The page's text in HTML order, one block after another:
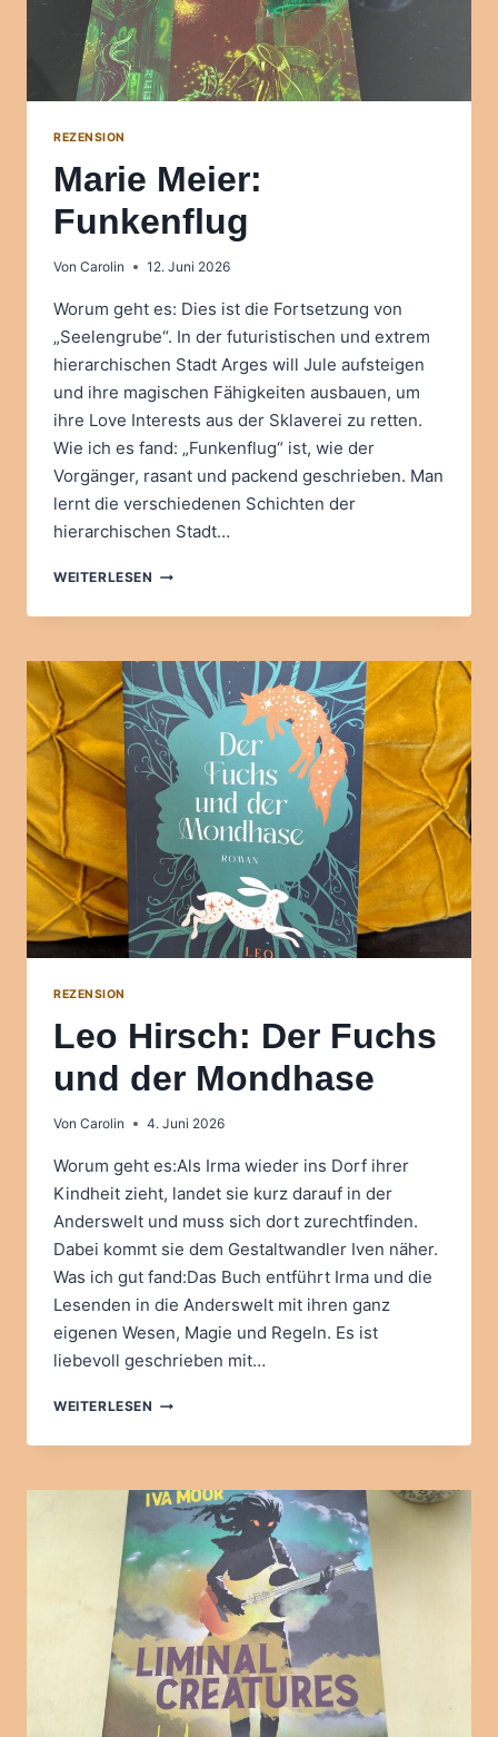
REZENSION
Marie Meier:
Funkenflug
Von Carolin 12. Juni 2026
Worum geht es: Dies ist die Fortsetzung von
„Seelengrube“. In der futuristischen und extrem
hierarchischen Stadt Arges will Jule aufsteigen
und ihre magischen Fähigkeiten ausbauen, um
ihre Love Interests aus der Sklaverei zu retten.
Wie ich es fand: „Funkenflug“ ist, wie der
Vorgänger, rasant und packend geschrieben. Man
lernt die verschiedenen Schichten der
hierarchischen Stadt…
WEITERLESEN MARIE
FUNKENFLUG
REZENSION
Leo Hirsch: Der Fuchs
und der Mondhase
Von Carolin 4. Juni 2026
Worum geht es:Als Irma wieder ins Dorf ihrer
Kindheit zieht, landet sie kurz darauf in der
Anderswelt und muss sich dort zurechtfinden.
Dabei kommt sie dem Gestaltwandler Iven näher.
Was ich gut fand:Das Buch entführt Irma und die
Lesenden in die Anderswelt mit ihren ganz
eigenen Wesen, Magie und Regeln. Es ist
liebevoll geschrieben mit…
WEITERLESEN LEO
DER
UND
DER
MONDHASE